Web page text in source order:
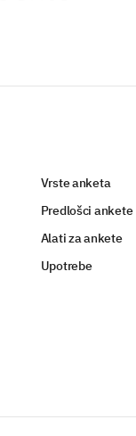
Vrste anketa
Predlošci ankete
Alati za ankete
Upotrebe